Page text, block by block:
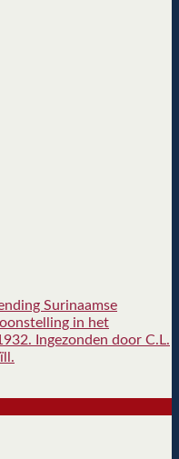
Surinaamse
in het
Ingezonden door C.L.